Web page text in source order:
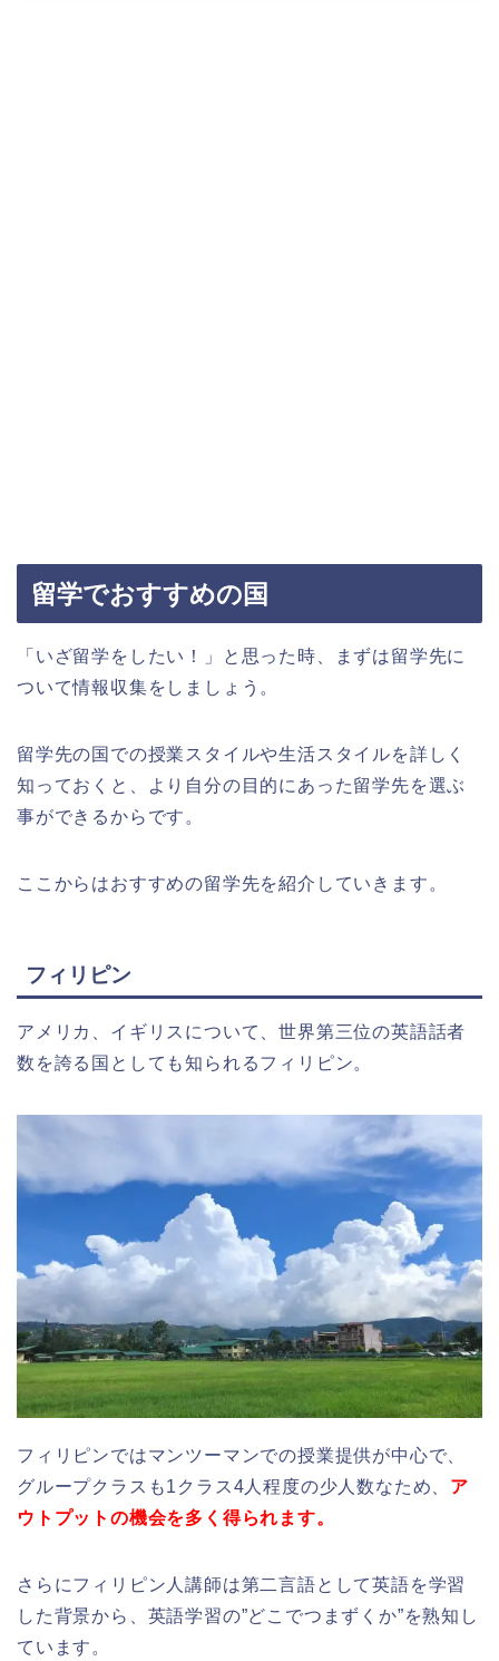
留学でおすすめの国
「いざ留学をしたい！」と思った時、まずは留学先に
ついて情報収集をしましょう。
留学先の国での授業スタイルや生活スタイルを詳しく
知っておくと、より自分の目的にあった留学先を選ぶ
事ができるからです。
ここからはおすすめの留学先を紹介していきます。
フィリピン
アメリカ、イギリスについて、世界第三位の英語話者
数を誇る国としても知られるフィリピン。
フィリピンではマンツーマンでの授業提供が中心で、
グループクラスも1クラス4人程度の少人数なため、 ア
ウトプットの機会を多く得られます。
さらにフィリピン人講師は第二言語として英語を学習
した背景から、英語学習の”どこでつまずくか”を熟知し
ています。